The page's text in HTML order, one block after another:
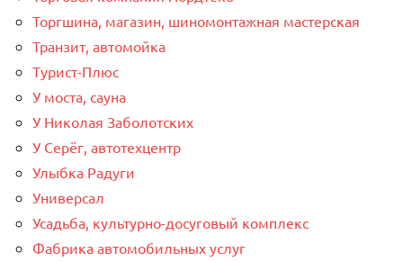
Торгшина, магазин, шиномонтажная мастерская
Транзит, автомойка
Турист-Плюс
У моста, сауна
У Николая Заболотских
У Серёг, автотехцентр
Улыбка Радуги
Универсал
Усадьба, культурно-досуговый комплекс
Фабрика автомобильных услуг